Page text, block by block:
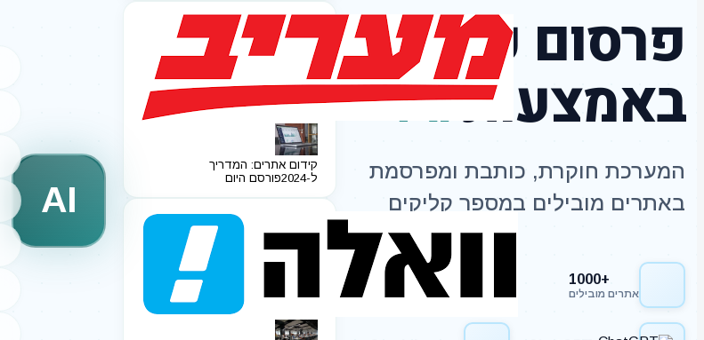
AI
קידום אתרים: המדריך
ל-2024
פורסם היום
פרסום כתבות
באמצעותAI
המערכת חוקרת, כותבת ומפרסמת
באתרים מובילים במספר קליקים
+1000
אתרים מובילים
חשיפה Google